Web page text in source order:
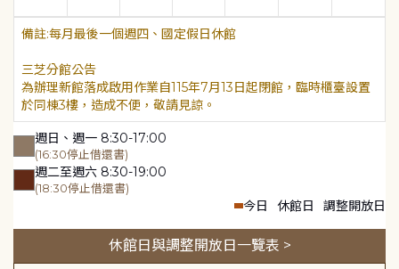
每月最後一個週四、國定假日休館
三芝分館公告
為辦理新館落成啟用作業自115年7月13日起閉館，臨時櫃臺設置
於同棟3樓，造成不便，敬請見諒。
週日、週一 8:30-17:00
(16:30停止借還書)
週二至週六 8:30-19:00
(18:30停止借還書)
今日 休館日 調整開放日
休館日與調整開放日一覽表 >